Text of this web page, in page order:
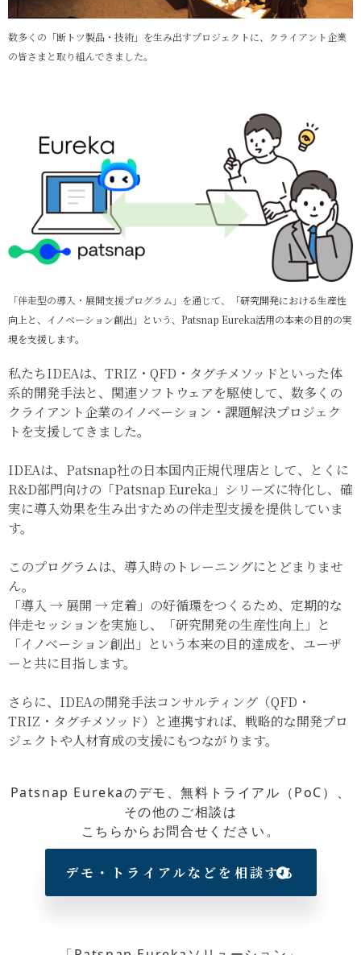
数多くの「断トツ製品・技術」を生み出すプロジェクトに、クライアント企業
の皆さまと取り組んできました。
「伴走型の導入・展開支援プログラム」を通じて、
「研究開発における生産性
向上と、イノベーション創出」という、Patsnap Eureka活用の本来の目的の実
現を支援します。
私たちIDEAは、TRIZ・QFD・タグチメソッドといった体
系的開発手法と、関連ソフトウェアを駆使して、数多くの
クライアント企業のイノベーション・課題解決プロジェク
トを支援してきました。
IDEAは、Patsnap社の日本国内正規代理店として、とくに
R&D部門向けの「Patsnap Eureka」シリーズに特化し、確
実に導入効果を生み出すための伴走型支援を提供していま
す。
このプログラムは、導入時のトレーニングにとどまりませ
ん。
「導入 → 展開 → 定着」の好循環をつくるため、定期的な
伴走セッションを実施し、「研究開発の生産性向上」と
「イノベーション創出」という本来の目的達成を、ユーザ
ーと共に目指します。
さらに、IDEAの開発手法コンサルティング（QFD・
TRIZ・タグチメソッド）と連携すれば、戦略的な開発プロ
ジェクトや人材育成の支援にもつながります。
Patsnap Eurekaのデモ、無料トライアル（PoC）、
その他のご相談は
こちらからお問合せください。
デモ・トライアルなどを相談する